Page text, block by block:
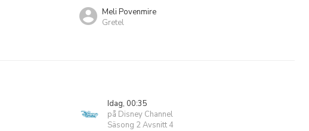
Meli Povenmire
Gretel
Idag, 00:35
på Disney Channel
Säsong 2 Avsnitt 4